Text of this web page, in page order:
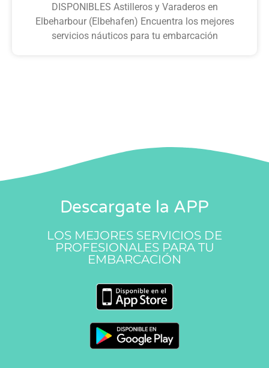
DISPONIBLES Astilleros y Varaderos en
Elbeharbour (Elbehafen) Encuentra los mejores
servicios náuticos para tu embarcación
Descargate la APP
LOS MEJORES SERVICIOS DE
PROFESIONALES PARA TU
EMBARCACIÓN